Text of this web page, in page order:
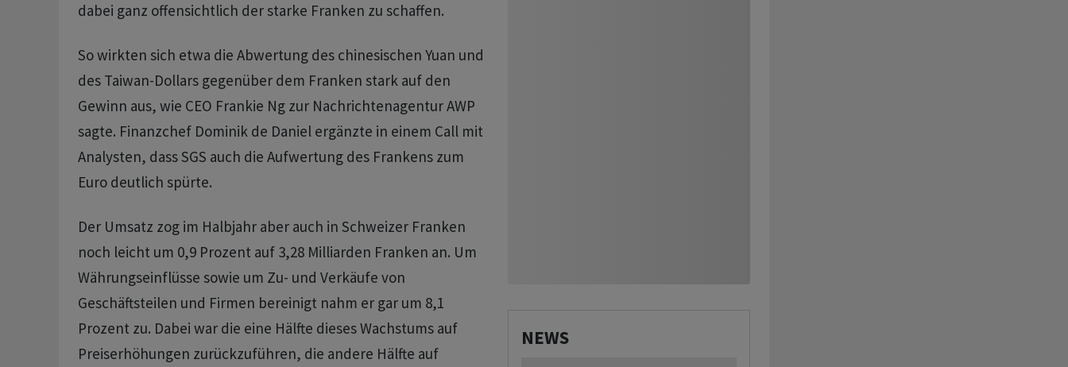
dabei ganz offensichtlich der starke Franken zu schaffen.
So wirkten sich etwa die Abwertung des chinesischen Yuan und
des Taiwan-Dollars gegenüber dem Franken stark auf den
Gewinn aus, wie CEO Frankie Ng zur Nachrichtenagentur AWP
sagte. Finanzchef Dominik de Daniel ergänzte in einem Call mit
Analysten, dass SGS auch die Aufwertung des Frankens zum
Euro deutlich spürte.
Der Umsatz zog im Halbjahr aber auch in Schweizer Franken
noch leicht um 0,9 Prozent auf 3,28 Milliarden Franken an. Um
Währungseinflüsse sowie um Zu- und Verkäufe von
Geschäftsteilen und Firmen bereinigt nahm er gar um 8,1
Prozent zu. Dabei war die eine Hälfte dieses Wachstums auf
Preiserhöhungen zurückzuführen, die andere Hälfte auf
NEWS